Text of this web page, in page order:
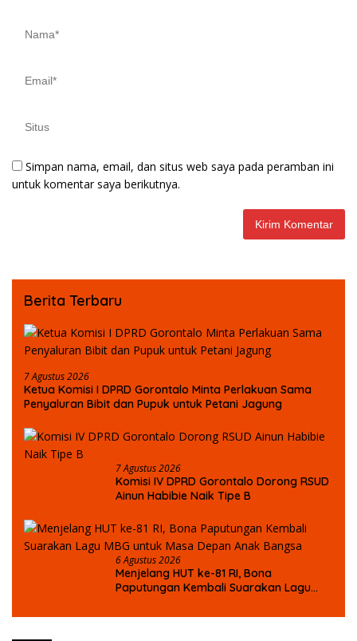
Simpan nama, email, dan situs web saya pada peramban ini
untuk komentar saya berikutnya.
Berita Terbaru
7 Agustus 2026
Ketua Komisi I DPRD Gorontalo Minta Perlakuan Sama
Penyaluran Bibit dan Pupuk untuk Petani Jagung
7 Agustus 2026
Komisi IV DPRD Gorontalo Dorong RSUD
Ainun Habibie Naik Tipe B
6 Agustus 2026
Menjelang HUT ke-81 RI, Bona
Paputungan Kembali Suarakan Lagu